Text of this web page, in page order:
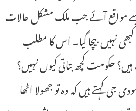
ایسے مواقع آئے جب ملک مشکل حالات
کبھی نہیں بیچا گیا۔ اس کا مطلب
حکومت کچھ بتاتی کیوں نہیں؟
جی کہتے ہیں کہ وہ تو جھولا اٹھا